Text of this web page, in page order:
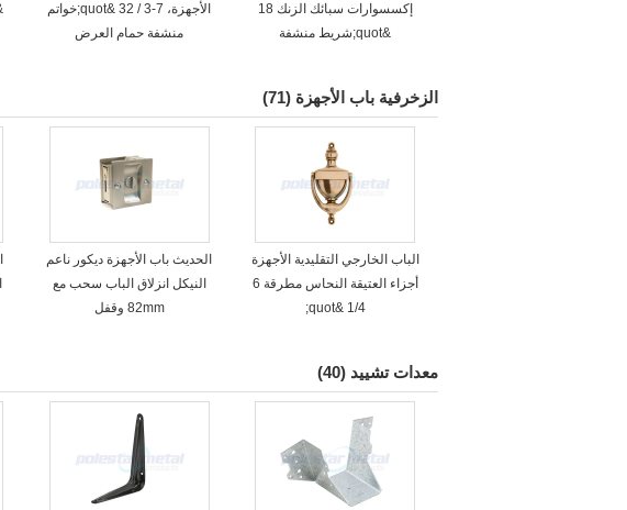
الأجهزة، 7-3 / 32 &quot;خواتم
منشفة حمام العرض
إكسسوارات سبائك الزنك 18
&quot;شريط منشفة
الزخرفية باب الأجهزة (71)
الحديث باب الأجهزة ديكور ناعم
النيكل انزلاق الباب سحب مع
82mm وقفل
الباب الخارجي التقليدية الأجهزة
أجزاء العتيقة النحاس مطرقة 6
1/4 &quot;
معدات تشييد (40)